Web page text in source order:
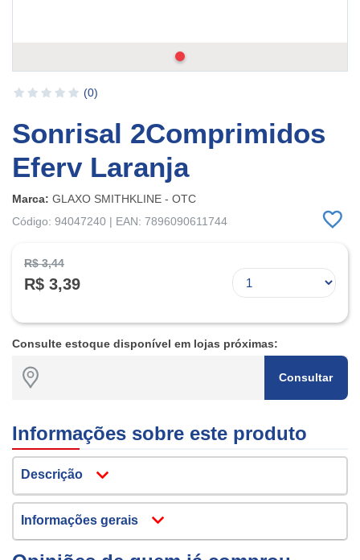
(0)
Sonrisal 2Comprimidos
Eferv Laranja
Marca: GLAXO SMITHKLINE - OTC
Código: 94047240 | EAN: 7896090611744
R$ 3,44
R$ 3,39
Consulte estoque disponível em lojas próximas:
Consultar
Informações sobre este produto
Descrição
Informações gerais